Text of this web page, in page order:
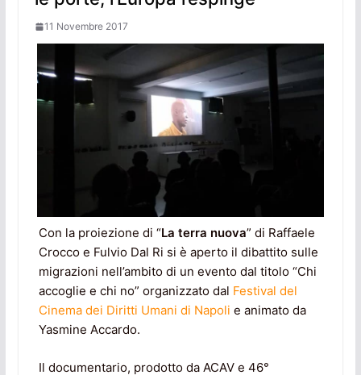
11 Novembre 2017
Con la proiezione di “La terra nuova” di Raffaele
Crocco e Fulvio Dal Ri si è aperto il dibattito sulle
migrazioni nell’ambito di un evento dal titolo “Chi
accoglie e chi no” organizzato dal Festival del
Cinema dei Diritti Umani di Napoli e animato da
Yasmine Accardo.
Il documentario, prodotto da ACAV e 46°